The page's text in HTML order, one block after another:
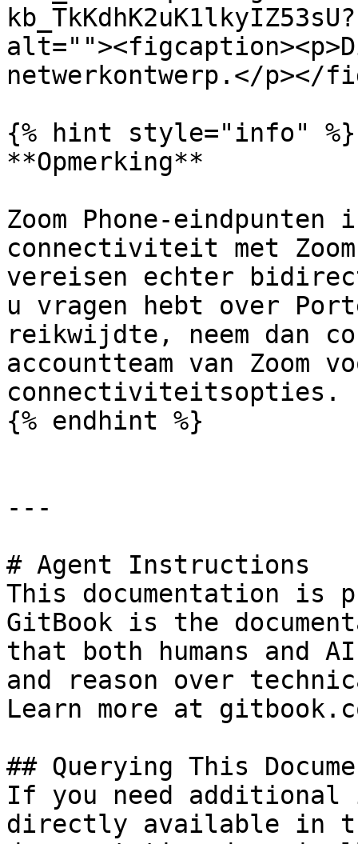
netwerkontwerp.</p></
{% hint style="info" %}
**Opmerking**
Zoom Phone-
connectiviteit met
vereisen echter
u vragen hebt over
reikwijdte, neem dan
accountteam van Zoom
connectiviteitsopties.
{% endhint %}
---
# Agent Instructions
This documentation is
GitBook is the
that both humans and
and reason over
Learn more at
## Querying This
If you need
directly available in